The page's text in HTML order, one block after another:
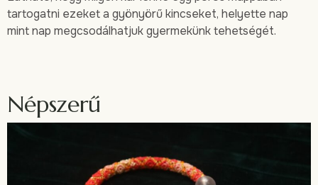
tartogatni ezeket a gyönyörű kincseket, helyette nap
mint nap megcsodálhatjuk gyermekünk tehetségét.
Népszerű